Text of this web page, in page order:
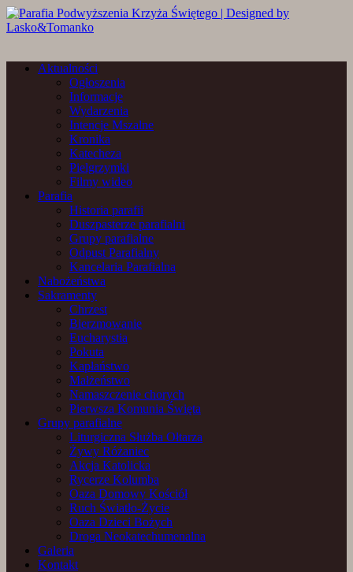
Aktualności
Ogłoszenia
Informacje
Wydarzenia
Intencje Mszalne
Kronika
Katecheza
Pielgrzymki
Filmy wideo
Parafia
Historia parafii
Duszpasterze parafialni
Grupy parafialne
Odpust Parafialny
Kancelaria Parafialna
Nabożeństwa
Sakramenty
Chrzest
Bierzmowanie
Eucharystia
Pokuta
Kapłaństwo
Małżeństwo
Namaszczenie chorych
Pierwsza Komunia Święta
Grupy parafialne
Liturgiczna Służba Ołtarza
Żywy Różaniec
Akcja Katolicka
Rycerze Kolumba
Oaza Domowy Kościół
Ruch Światło-Życie
Oaza Dzieci Bożych
Droga Neokatechumenalna
Galeria
Kontakt